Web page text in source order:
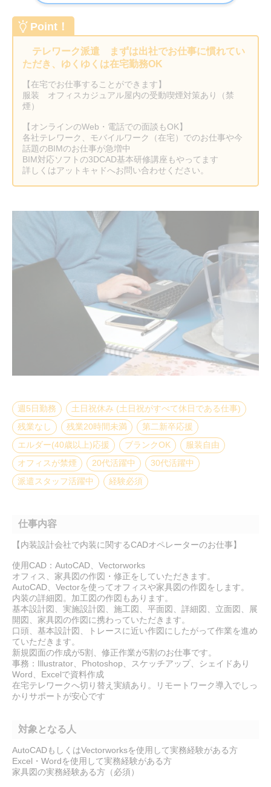
Point！
テレワーク派遣 まずは出社でお仕事に慣れてい
ただき、ゆくゆくは在宅勤務OK
【在宅でお仕事することができます】
服装 オフィスカジュアル屋内の受動喫煙対策あり（禁
煙）
【オンラインのWeb・電話での面談もOK】
各社テレワーク、モバイルワーク（在宅）でのお仕事や今
話題のBIMのお仕事が急増中
BIM対応ソフトの3DCAD基本研修講座もやってます
詳しくはアットキャドへお問い合わせください。
週5日勤務
土日祝休み (土日祝がすべて休日である仕事)
残業なし
残業20時間未満
第二新卒応援
エルダー(40歳以上)応援
ブランクOK
服装自由
オフィスが禁煙
20代活躍中
30代活躍中
派遣スタッフ活躍中
経験必須
仕事内容
【内装設計会社で内装に関するCADオペレーターのお仕事】
使用CAD：AutoCAD、Vectorworks
オフィス、家具図の作図・修正をしていただきます。
AutoCAD、Vectorを使ってオフィスや家具図の作図をします。
内装の詳細図。加工図の作図もあります。
基本設計図、実施設計図、施工図、平面図、詳細図、立面図、展
開図、家具図の作図に携わっていただきます。
口頭、基本設計図、トレースに近い作図にしたがって作業を進め
ていただきます。
新規図面の作成が5割、修正作業が5割のお仕事です。
事務：Illustrator、Photoshop、スケッチアップ、シェイドあり
Word、Excelで資料作成
在宅テレワークへ切り替え実績あり。リモートワーク導入でしっ
かりサポートが安心です
対象となる人
AutoCADもしくはVectorworksを使用して実務経験がある方
Excel・Wordを使用して実務経験がある方
家具図の実務経験ある方（必須）